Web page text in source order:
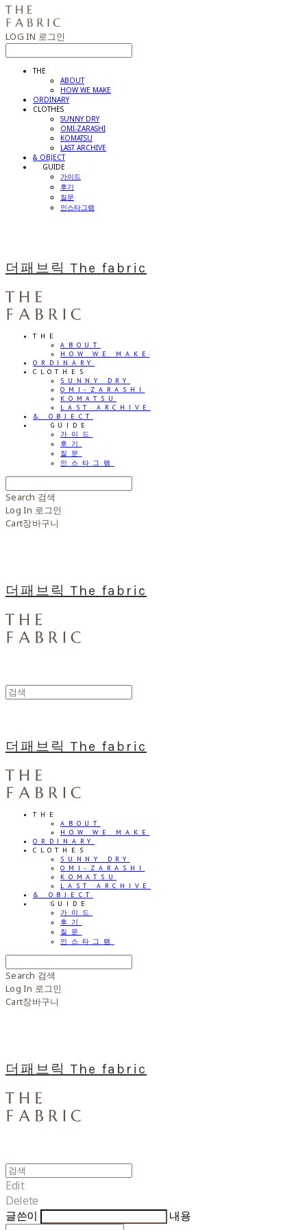
LOG IN 로그인
THE
ABOUT
HOW WE MAKE
ORDINARY
CLOTHES
SUNNY DRY
OMI-ZARASHI
KOMATSU
LAST ARCHIVE
& OBJECT
⠀⠀GUIDE
가이드
후기
질문
인스타그램
더패브릭 The fabric
THE
ABOUT
HOW WE MAKE
ORDINARY
CLOTHES
SUNNY DRY
OMI-ZARASHI
KOMATSU
LAST ARCHIVE
& OBJECT
⠀⠀GUIDE
가이드
후기
질문
인스타그램
Search 검색
Log In 로그인
Cart장바구니
더패브릭 The fabric
더패브릭 The fabric
THE
ABOUT
HOW WE MAKE
ORDINARY
CLOTHES
SUNNY DRY
OMI-ZARASHI
KOMATSU
LAST ARCHIVE
& OBJECT
⠀⠀GUIDE
가이드
후기
질문
인스타그램
Search 검색
Log In 로그인
Cart장바구니
더패브릭 The fabric
Edit
Delete
글쓴이
내용